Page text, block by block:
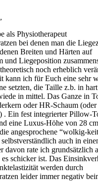
als Physiotherapeut
bei denen man die
Breiten und Härten auf
und Liegeposition
noch erheblich
kann ich für Euch eine sehr
setzten, die Taille z.b. in
in mittel. Das Ganze in
oder HR-Schaum (oder
. Ein fest integrierter Pillow-
eine Luxus-Höhe von 28 cm
angesprochene “wolkig-
selbstverständlich auch in
davon rate ich grundsätzlich
schicker ist. Das
werden durch
leider immer negativ